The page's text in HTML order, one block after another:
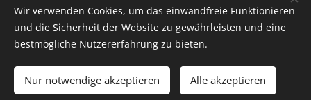
Bilder und Text © Gerd Groß, Interesse an Text oder Bild,
Wir verwenden Cookies, um das einwandfreie Funktionieren
und die Sicherheit der Website zu gewährleisten und eine
bestmögliche Nutzererfahrung zu bieten.
Nur notwendige akzeptieren Alle akzeptieren